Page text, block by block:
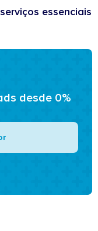
essenciais
desde 0%